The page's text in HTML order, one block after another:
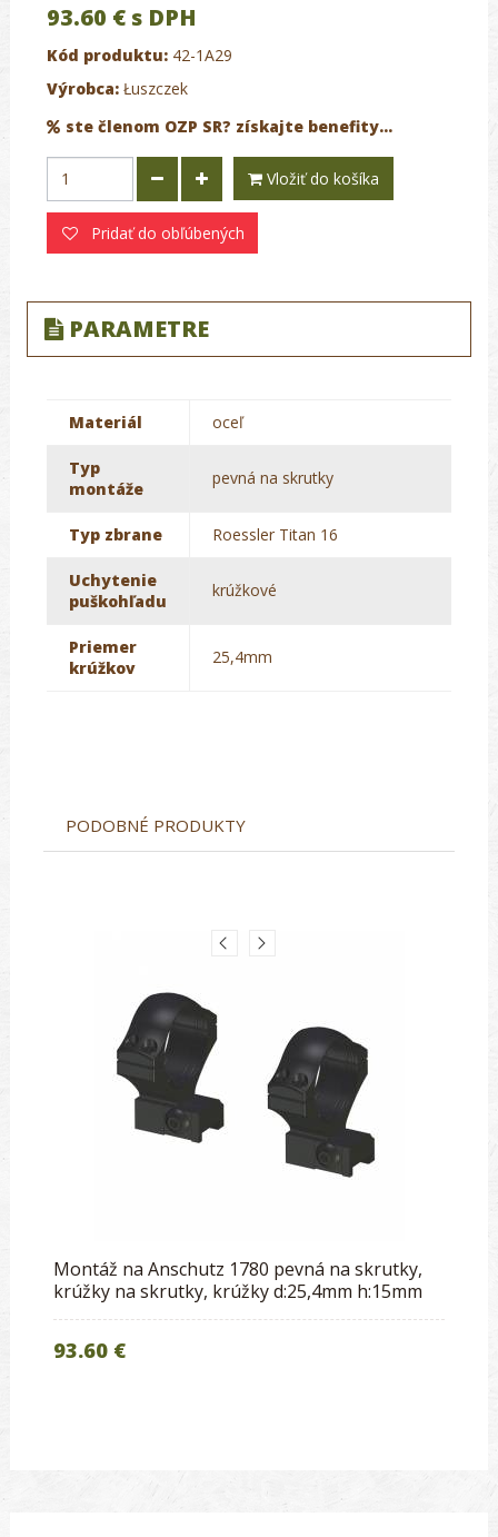
93.60 € s DPH
Kód produktu: 42-1A29
Výrobca: Łuszczek
ste členom OZP SR? získajte benefity...
Vložiť do košíka
Pridať do obľúbených
PARAMETRE
Materiál oceľ
Typ
montáže
pevná na skrutky
Typ zbrane Roessler Titan 16
Uchytenie
puškohľadu
krúžkové
Priemer
krúžkov
25,4mm
PODOBNÉ PRODUKTY
Montáž na Anschutz 1780 pevná na skrutky,
krúžky na skrutky, krúžky d:25,4mm h:15mm
93.60 €